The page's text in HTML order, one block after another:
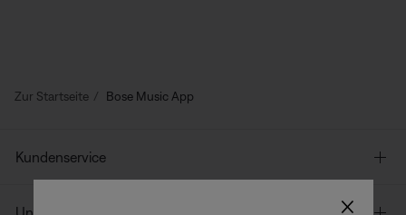
Zur Startseite Bose Music App
Kundenservice
×